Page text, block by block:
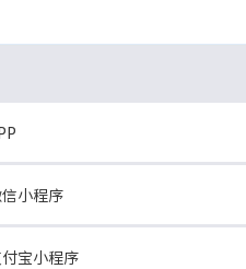
小程序
宝小程序